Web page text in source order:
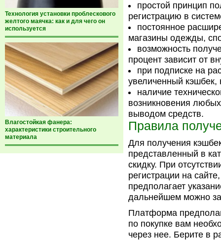
Технология установки проблескового
желтого маячка: как и для чего он
используется
Влагостойкая фанера:
характеристики строительного
материала
простой принцип
регистрацию в
постоянное
магазины одежды,
возможность
процент зависит от
при подписке на
увеличенный
наличие
возникновения
выводом средств.
Правила
Для получения
представленный в
скидку. При
регистрации на
предполагает
дальнейшем можно
Платформа
по покупке вам
через нее. Берите в